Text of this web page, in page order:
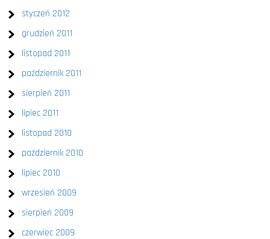
styczeń 2012
grudzień 2011
listopad 2011
październik 2011
sierpień 2011
lipiec 2011
listopad 2010
październik 2010
lipiec 2010
wrzesień 2009
sierpień 2009
czerwiec 2009